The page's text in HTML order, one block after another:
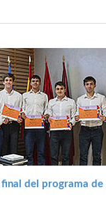
final del programa